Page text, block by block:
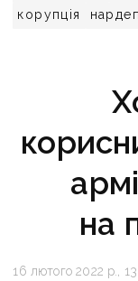
корупція
на
16 лютого 2022 р.,